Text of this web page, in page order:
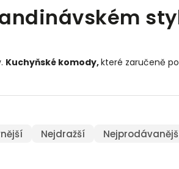
Kuchyňské komody,které zaručeně
Nejdražší